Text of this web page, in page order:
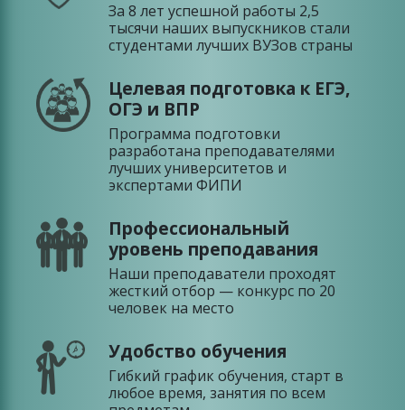
За 8 лет успешной работы 2,5
тысячи наших выпускников стали
студентами лучших ВУЗов страны
Целевая подготовка к ЕГЭ,
ОГЭ и ВПР
Программа подготовки
разработана преподавателями
лучших университетов и
экспертами ФИПИ
Профессиональный
уровень преподавания
Наши преподаватели проходят
жесткий отбор — конкурс по 20
человек на место
Удобство обучения
Гибкий график обучения, старт в
любое время, занятия по всем